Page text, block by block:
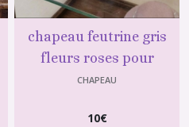
chapeau feutrine gris
fleurs roses pour
poupée type Barbie
CHAPEAU
10€